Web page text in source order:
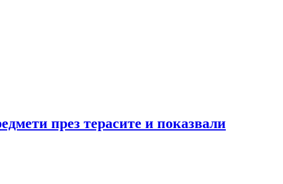
през терасите и показвали